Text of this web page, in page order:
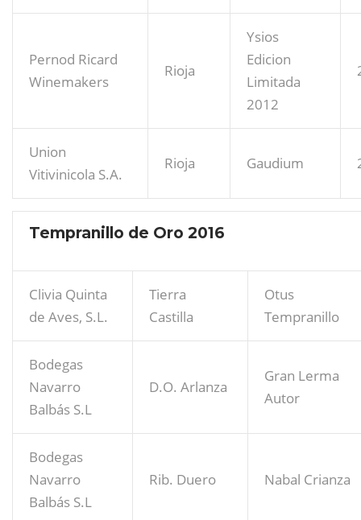
Pernod Ricard
Winemakers
Rioja
Ysios
Edicion
Limitada
2012
Union
Vitivinicola S.A.
Rioja Gaudium
Tempranillo de Oro 2016
Clivia Quinta
de Aves, S.L.
Tierra
Castilla
Otus
Tempranillo
Bodegas
Navarro
Balbás S.L
D.O. Arlanza
Gran Lerma
Autor
Bodegas
Navarro
Balbás S.L
Rib. Duero Nabal Crianza